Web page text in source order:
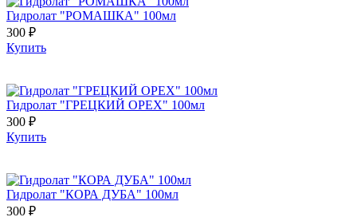
Гидролат "РОМАШКА" 100мл
300 ₽
Купить
Гидролат "ГРЕЦКИЙ ОРЕХ" 100мл
300 ₽
Купить
Гидролат "КОРА ДУБА" 100мл
300 ₽